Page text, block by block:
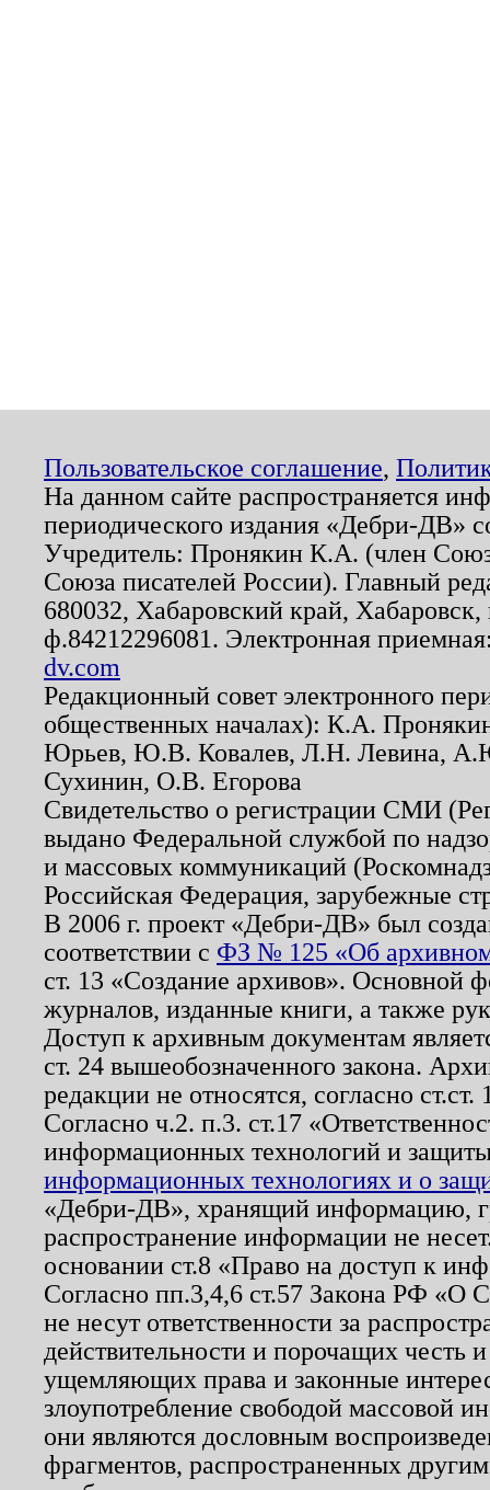
Пользовательское соглашение,
На данном сайте распространяется
периодического издания «Дебри-ДВ»
Учредитель: Пронякин К.А. (член
Союза писателей России). Главный
680032, Хабаровский край,
ф.84212296081. Электронная
dv.com
Редакционный совет электронного
общественных началах): К.А.
Юрьев, Ю.В. Ковалев, Л.Н. Левина,
Сухинин, О.В. Егорова
Свидетельство о регистрации СМИ
выдано Федеральной службой по
и массовых коммуникаций
Российская Федерация, зарубежные
В 2006 г. проект «Дебри-ДВ» был
соответствии с ФЗ № 125 «Об
ст. 13 «Создание архивов». Основной
журналов, изданные книги, а также
Доступ к архивным документам
ст. 24 вышеобозначенного закона.
редакции не относятся, согласно
Согласно ч.2. п.3. ст.17
информационных технологий и
информационных технологиях и о
«Дебри-ДВ», хранящий информацию,
распространение информации не
основании ст.8 «Право на доступ к
Согласно пп.3,4,6 ст.57 Закона РФ «О
не несут ответственности за
действительности и порочащих честь
ущемляющих права и законные
злоупотребление свободой массовой
они являются дословным
фрагментов, распространенных